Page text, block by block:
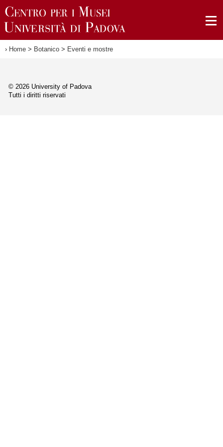
› Home > Botanico > Eventi e mostre
© 2026 University of Padova
Tutti i diritti riservati